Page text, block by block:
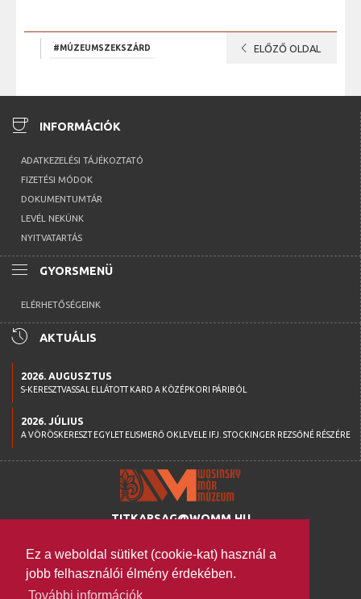
Ez a weboldal sütiket (cookie-kat) használ a
jobb felhasználói élmény érdekében.
További információk
#MÚZEUMSZEKSZÁRD chevron_left ELŐZŐ OLDAL
coffee INFORMÁCIÓK
ADATKEZELÉSI TÁJÉKOZTATÓ
FIZETÉSI MÓDOK
DOKUMENTUMTÁR
LEVÉL NEKÜNK
NYITVATARTÁS
menu GYORSMENÜ
ELÉRHETŐSÉGEINK
history AKTUÁLIS
2026. AUGUSZTUS
S-KERESZTVASSAL ELLÁTOTT KARD A KÖZÉPKORI PÁRIBÓL
2026. JÚLIUS
A VÖRÖSKERESZT EGYLET ELISMERŐ OKLEVELE IFJ. STOCKINGER REZSŐNÉ RÉSZÉRE
TITKARSAG@WOMM.HU
H-7100 SZEKSZÁRD,
SZENT ISTVÁN TÉR 26.